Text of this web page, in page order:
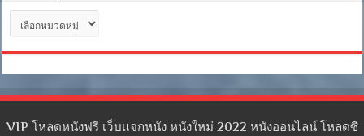
หมวด
หมู่
VIP โหลดหนังฟรี เว็บแจกหนัง หนังใหม่ 2022 หนังออนไลน์ โหลดซี